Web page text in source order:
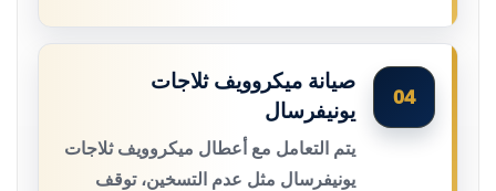
04
صيانة ميكروويف ثلاجات
يونيفرسال
يتم التعامل مع أعطال ميكروويف ثلاجات
يونيفرسال مثل عدم التسخين، توقف